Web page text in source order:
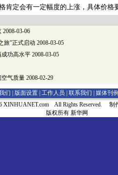
肯定会有一定幅度的上涨，具体价格
2008-03-06
旅”正式启动 2008-03-05
功高水平 2008-03-05
空气质量 2008-02-29
们 | 版面设置 工作人员 联系我们 媒体刊例
XINHUANET.com All Rights Reserved. 制
版权所有 新华网